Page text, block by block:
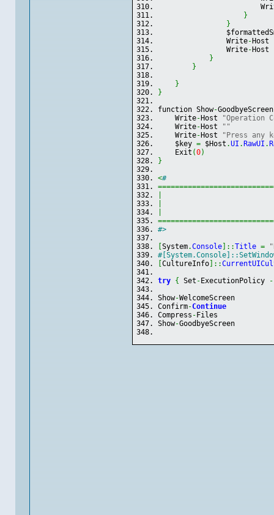
}
}
Write- Host
Write- Host
}
}
}
}
function Show-
Write- Host
"Operation
Write- Host
""
Write- Host
"Press
$key = $Host .UI . RawUI .
Exit (0)
}
<#
#>
System.Console] ::Title =
CultureInfo] ::
try { Set - ExecutionPolicy -
Show-WelcomeScreen
Confirm-Continue
Compress - Files
Show-GoodbyeScreen